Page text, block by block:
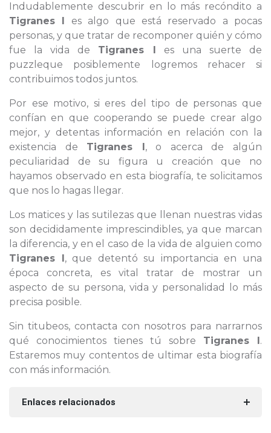
Indudablemente descubrir en lo más recóndito a
Tigranes I es algo que está reservado a pocas
personas, y que tratar de recomponer quién y cómo
fue la vida de Tigranes I es una suerte de
puzzleque posiblemente logremos rehacer si
contribuimos todos juntos.
Por ese motivo, si eres del tipo de personas que
confían en que cooperando se puede crear algo
mejor, y detentas información en relación con la
existencia de Tigranes I, o acerca de algún
peculiaridad de su figura u creación que no
hayamos observado en esta biografía, te solicitamos
que nos lo hagas llegar.
Los matices y las sutilezas que llenan nuestras vidas
son decididamente imprescindibles, ya que marcan
la diferencia, y en el caso de la vida de alguien como
Tigranes I, que detentó su importancia en una
época concreta, es vital tratar de mostrar un
aspecto de su persona, vida y personalidad lo más
precisa posible.
Sin titubeos, contacta con nosotros para narrarnos
qué conocimientos tienes tú sobre Tigranes I.
Estaremos muy contentos de ultimar esta biografía
con más información.
Enlaces relacionados